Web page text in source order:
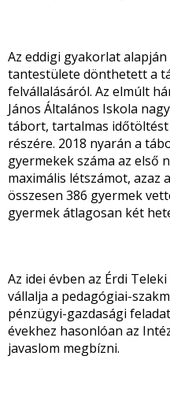
Az eddigi gyakorlat
tantestülete dönthetett a
felvállalásáról. Az elmúlt
János Általános Iskola
tábort, tartalmas
részére. 2018 nyarán a
gyermekek száma az első
maximális létszámot, azaz
összesen 386 gyermek
gyermek átlagosan két
Az idei évben az Érdi
vállalja a pedagógiai-
pénzügyi-gazdasági
évekhez hasonlóan az
javaslom megbízni.